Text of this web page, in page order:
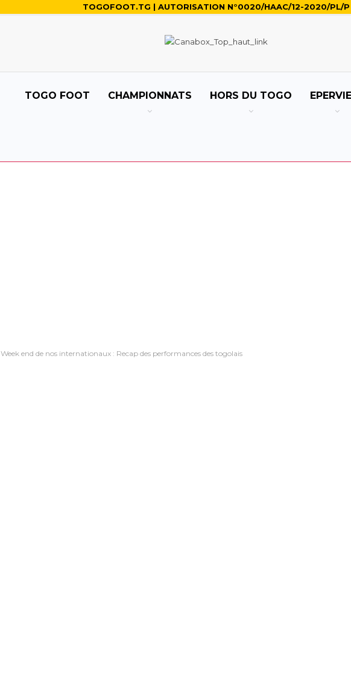
TOGOFOOT.TG | AUTORISATION N°0020/HAAC/12-2020/PL/P
TOGO FOOT CHAMPIONNATS HORS DU TOGO
Week end de nos internationaux : Recap des performances des togolais